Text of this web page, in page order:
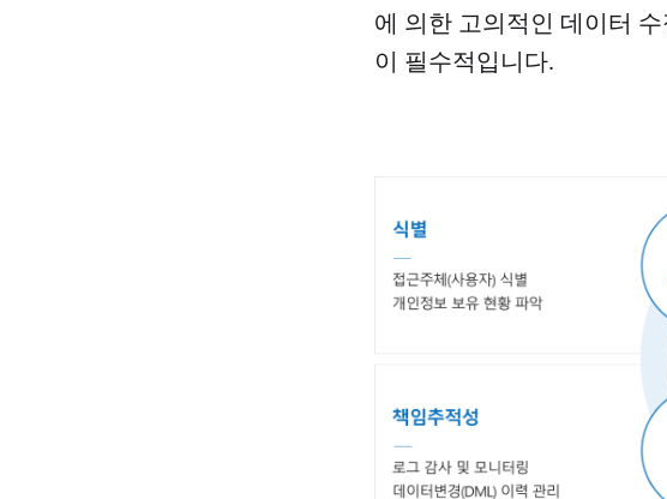
에 의한 고의적인 데이터
이 필수적입니다.